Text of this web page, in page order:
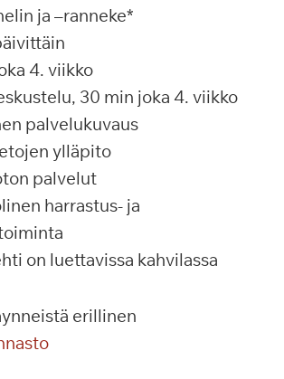
ja –ranneke*
4. viikko
30 min joka 4. viikko
palvelukuvaus
ylläpito
palvelut
harrastus- ja
on luettavissa kahvilassa
erillinen